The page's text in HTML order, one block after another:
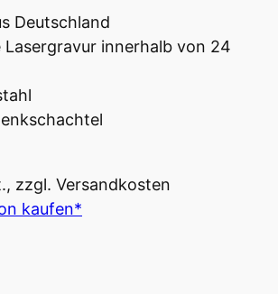
Deutschland
Lasergravur innerhalb von 24
zzgl. Versandkosten
kaufen*